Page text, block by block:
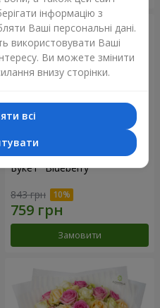
Букет "Blueberry"
843 грн
Замовити
інформацію з
Ваші персональні дані.
використовувати Ваші
Ви можете змінити
внизу сторінки.
всі